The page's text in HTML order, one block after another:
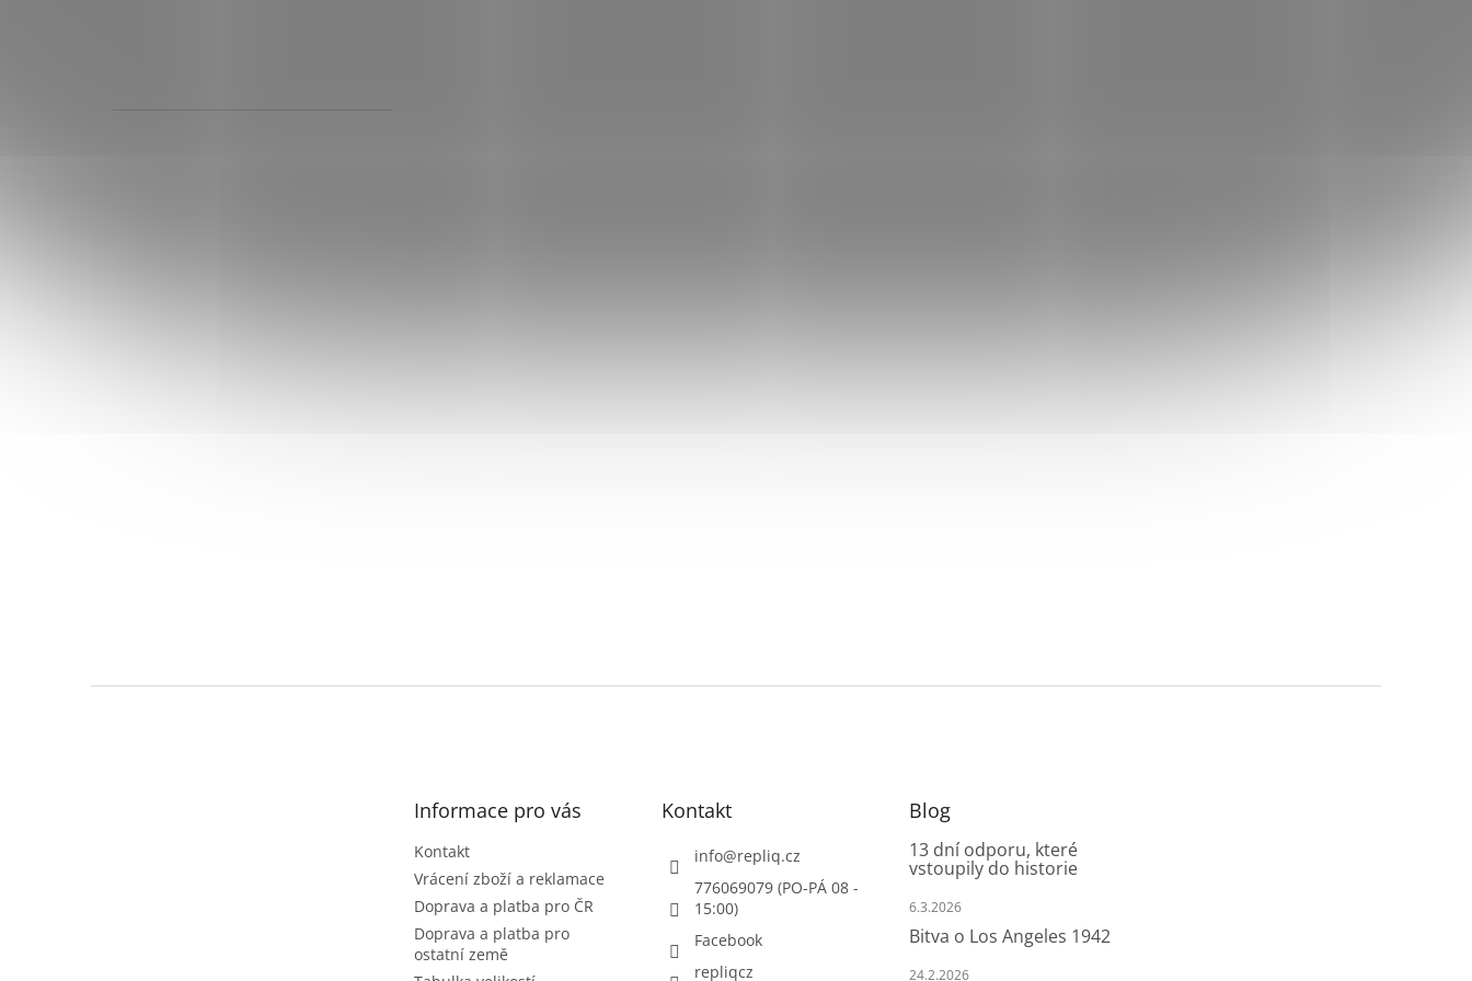
Informace pro vás
Kontakt
Vrácení zboží a reklamace
Doprava a platba pro ČR
Doprava a platba pro
ostatní země
Kontakt
info@repliq.cz
776069079 (PO-PÁ 08 -
15:00)
Facebook
repliqcz
Blog
13 dní odporu, které
vstoupily do historie
6.3.2026
Bitva o Los Angeles 1942
24.2.2026